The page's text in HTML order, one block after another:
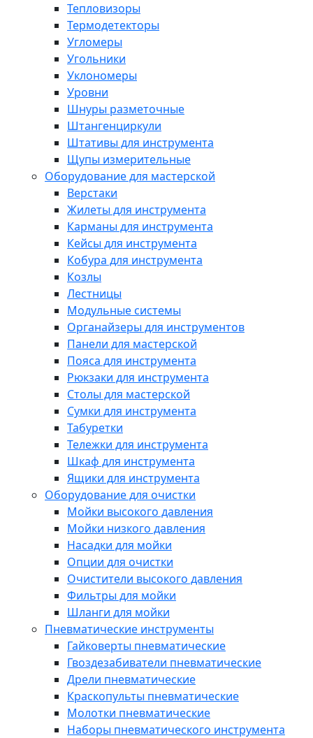
Тепловизоры
Термодетекторы
Угломеры
Угольники
Уклономеры
Уровни
Шнуры разметочные
Штангенциркули
Штативы для инструмента
Щупы измерительные
Оборудование для мастерской
Верстаки
Жилеты для инструмента
Карманы для инструмента
Кейсы для инструмента
Кобура для инструмента
Козлы
Лестницы
Модульные системы
Органайзеры для инструментов
Панели для мастерской
Пояса для инструмента
Рюкзаки для инструмента
Столы для мастерской
Сумки для инструмента
Табуретки
Тележки для инструмента
Шкаф для инструмента
Ящики для инструмента
Оборудование для очистки
Мойки высокого давления
Мойки низкого давления
Насадки для мойки
Опции для очистки
Очистители высокого давления
Фильтры для мойки
Шланги для мойки
Пневматические инструменты
Гайковерты пневматические
Гвоздезабиватели пневматические
Дрели пневматические
Краскопульты пневматические
Молотки пневматические
Наборы пневматического инструмента